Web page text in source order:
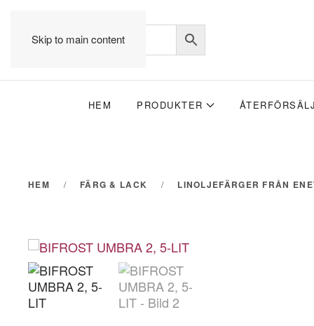
Skip to main content
HEM PRODUKTER
HEM FÄRG & LACK LINOLJEFÄRGER FRÅN